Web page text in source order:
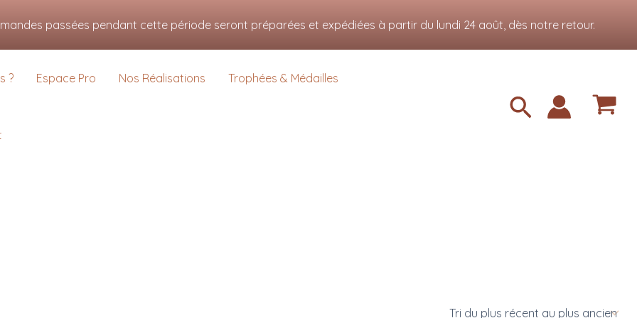
passées pendant cette période seront préparées et expédiées à partir du lundi 24 août, dès notre retour.
? Espace Pro Nos Réalisations Trophées & Médailles
sur les cookies que nous utilisons ou les désactiver danssettings. Accepter